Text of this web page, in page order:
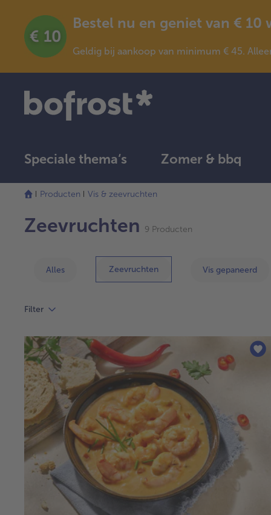
Bestel nu en geniet van €
Geldig bij aankoop van minimum € 45.
Speciale thema‘s Zomer & bbq
Producten
Vis & zeevruchten
Zeevruchten 9 Producten
Alles Zeevruchten Vis gepaneerd
Filter